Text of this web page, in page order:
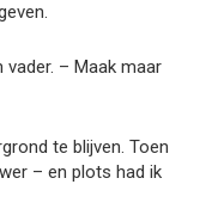
– Maak maar
te blijven. Toen
– en plots had ik